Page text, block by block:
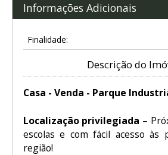
Informações Adicionais
Finalidade:
Descrição do
Casa - Venda - Parque
Localização privilegiada –
escolas e com fácil acesso às
região!